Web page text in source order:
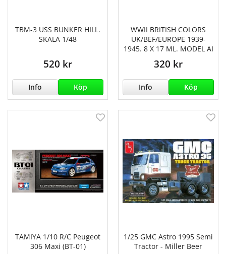
TBM-3 USS BUNKER HILL.
SKALA 1/48
520 kr
Info Köp
WWII BRITISH COLORS
UK/BEF/EUROPE 1939-
1945. 8 X 17 ML. MODEL AI
320 kr
Info Köp
TAMIYA 1/10 R/C Peugeot
306 Maxi (BT-01)
1/25 GMC Astro 1995 Semi
Tractor - Miller Beer